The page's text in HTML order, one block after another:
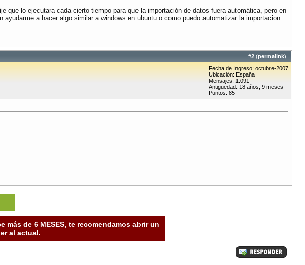
que lo ejecutara cada cierto tiempo para que la importación de datos fuera automática, pero en
a hacer algo similar a windows en ubuntu o como puedo automatizar la importacion...
#2 (permalink)
Fecha de Ingreso: octubre-2007
Ubicación: España
Mensajes: 1.091
Antigüedad: 18 años, 9 meses
Puntos: 85
de 6 MESES, te recomendamos abrir un
al actual.